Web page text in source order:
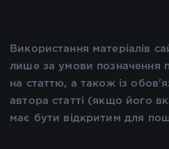
Використання матеріалів
лише за умови позначення
на статтю, а також із
автора статті (якщо його
має бути відкритим для